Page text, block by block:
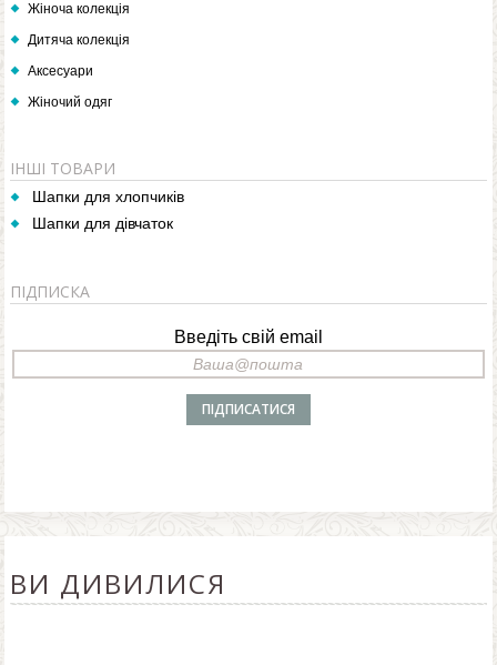
Жіноча колекція
Дитяча колекція
Аксесуари
Жіночий одяг
ІНШІ ТОВАРИ
Шапки для хлопчиків
Шапки для дівчаток
ПІДПИСКА
Введіть свій email
ВИ ДИВИЛИСЯ